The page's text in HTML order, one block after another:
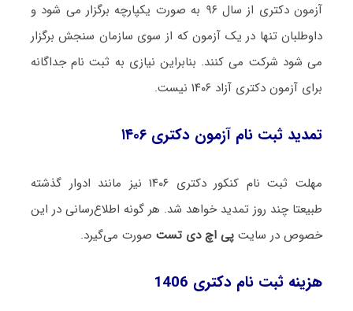
آزمون دکتری از سال ۹۶ به صورت یکپارچه برگزار می‌ شود و
داوطلبان تنها در یک آزمون که از سوی سازمان سنجش برگزار
می‌ شود شرکت می‌ کنند. بنابراین نیازی به ثبت نام جداگانه
برای آزمون دکتری آزاد ۱۴۰۶ نیست.
تمدید ثبت نام آزمون دکتری ۱۴۰۶
مهلت ثبت نام کنکور دکتری ۱۴۰۶ نیز مانند ادوار گذشته
طبیعتا چند روز تمدید خواهد شد. هر گونه اطلاع‌رسانی در این
خصوص در سایت پی اچ دی تستصورت می‌گیرد.
هزینه ثبت نام دکتری 1406